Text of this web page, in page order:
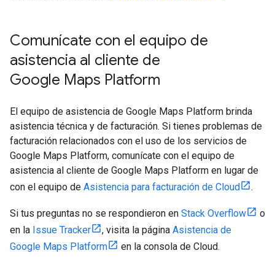
Comunícate con el equipo de
asistencia al cliente de
Google Maps Platform
El equipo de asistencia de Google Maps Platform brinda
asistencia técnica y de facturación. Si tienes problemas de
facturación relacionados con el uso de los servicios de
Google Maps Platform, comunícate con el equipo de
asistencia al cliente de Google Maps Platform en lugar de
con el equipo de Asistencia para facturación de Cloud .
Si tus preguntas no se respondieron en Stack Overflow
o
en la Issue Tracker , visita la página Asistencia de
Google Maps Platform
en la consola de Cloud.